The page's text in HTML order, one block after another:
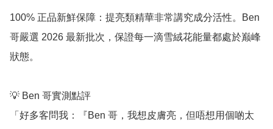
100% 正品新鮮保障：提亮類精華非常講究成分活性。Ben
哥嚴選 2026 最新批次，保證每一滴雪絨花能量都處於巅峰
狀態。
💡 Ben 哥實測點評
「好多客問我：『Ben 哥，我想皮膚亮，但唔想用個啲太